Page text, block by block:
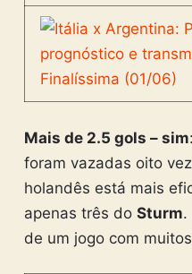
Mais de 2.5 gols – sim
foram vazadas oito
holandês está mais
apenas três do Sturm.
de um jogo com